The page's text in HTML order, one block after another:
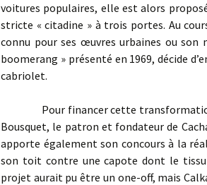
voitures populaires, elle est alors
stricte « citadine » à trois portes. Au
connu pour ses œuvres urbaines ou
boomerang » présenté en 1969, décide
cabriolet.
Pour financer cette transformation,
Bousquet, le patron et fondateur de
apporte également son concours à la
son toit contre une capote dont le
projet aurait pu être un one-off, mais